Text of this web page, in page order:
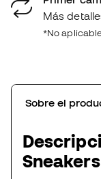
Más
*No
Sobre el
Sneakers